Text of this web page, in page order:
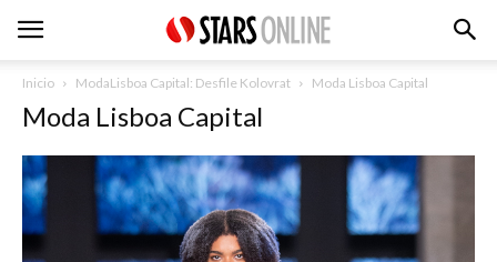
Inicio ModaLisboa Capital: Desfile Kolovrat Moda Lisboa Capital
Moda Lisboa Capital